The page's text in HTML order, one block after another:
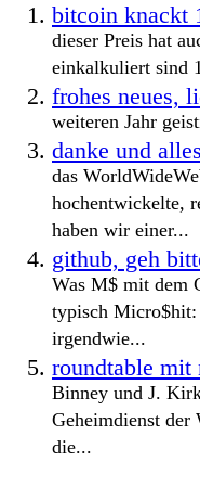
bitcoin knackt
dieser Preis hat
einkalkuliert sind
frohes neues,
weiteren Jahr
danke und
das
hochentwickelte,
haben wir einer...
github, geh
Was M$ mit dem
typisch Micro$hit:
irgendwie...
roundtable
Binney und J.
Geheimdienst der
die...